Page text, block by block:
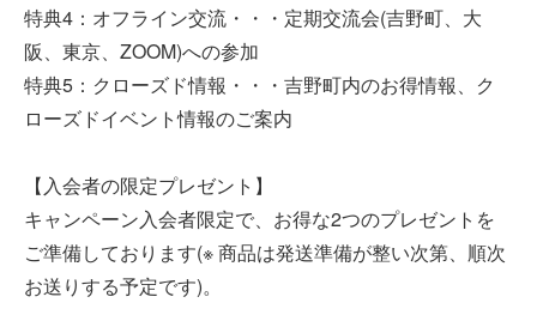
特典4：オフライン交流・・・定期交流会(吉野町、大
阪、東京、ZOOM)への参加
特典5：クローズド情報・・・吉野町内のお得情報、ク
ローズドイベント情報のご案内
【入会者の限定プレゼント】
キャンペーン入会者限定で、お得な2つのプレゼントを
ご準備しております(※ 商品は発送準備が整い次第、順次
お送りする予定です)。